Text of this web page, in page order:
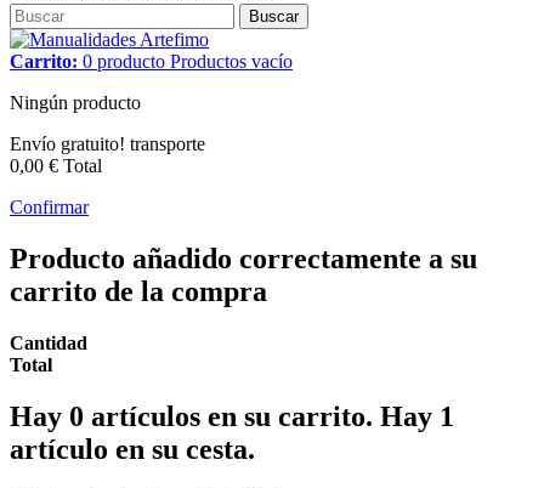
Buscar
Carrito: 0 producto Productos vacío
Ningún producto
Envío gratuito! transporte
0,00 € Total
Confirmar
Producto añadido correctamente a su
carrito de la compra
Cantidad
Total
Hay 0 artículos en su carrito. Hay 1
artículo en su cesta.